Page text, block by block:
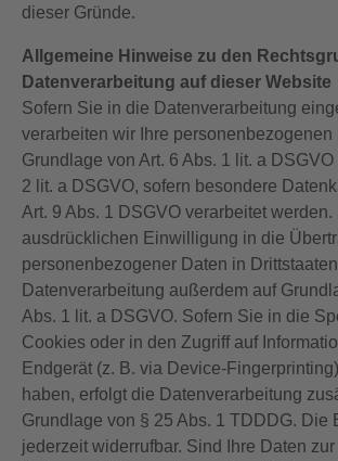
dieser Gründe.
Allgemeine Hinweise zu den
Datenverarbeitung auf dieser Website
Sofern Sie in die Datenverarbeitung
verarbeiten wir Ihre personenbezogenen
Grundlage von Art. 6 Abs. 1 lit. a DSGVO
2 lit. a DSGVO, sofern besondere
Art. 9 Abs. 1 DSGVO verarbeitet
ausdrücklichen Einwilligung in die
personenbezogener Daten in
Datenverarbeitung außerdem auf
Abs. 1 lit. a DSGVO. Sofern Sie in die
Cookies oder in den Zugriff auf
Endgerät (z. B. via Device-
haben, erfolgt die Datenverarbeitung
Grundlage von § 25 Abs. 1 TDDDG. Die
jederzeit widerrufbar. Sind Ihre Daten zur